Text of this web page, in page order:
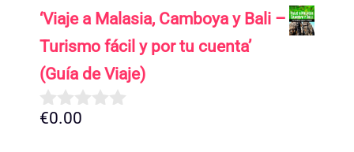
e
5
‘Viaje a Malasia, Camboya y Bali –
Turismo fácil y por tu cuenta’
(Guía de Viaje)
0
€0.00